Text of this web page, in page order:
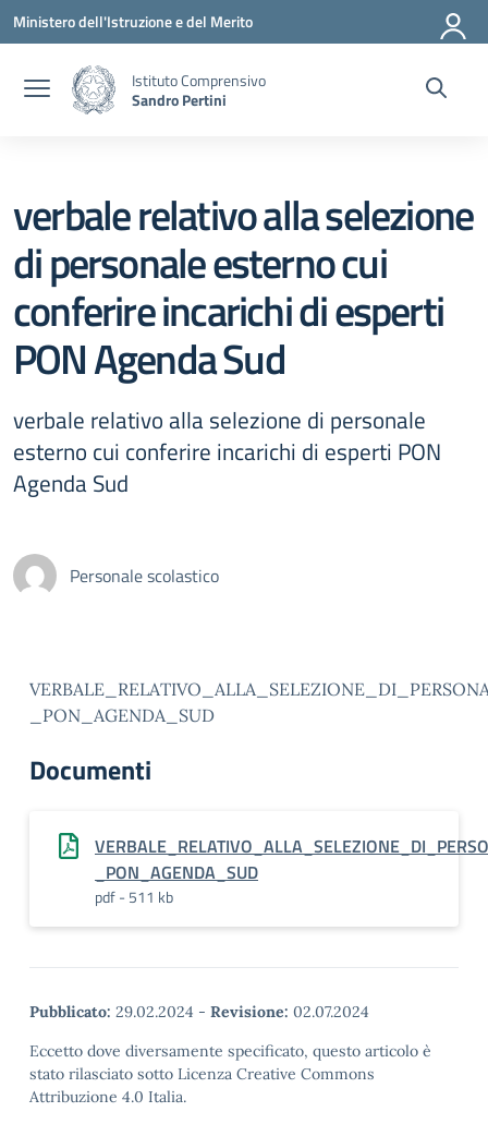
Vai ai contenuti
Vai al menu di navigazione
Vai al footer
Ministero dell'Istruzione e del Merito
Istituto Comprensivo
Sandro Pertini
verbale relativo alla selezione
di personale esterno cui
conferire incarichi di esperti
PON Agenda Sud
verbale relativo alla selezione di personale
esterno cui conferire incarichi di esperti PON
Agenda Sud
Personale scolastico
_PON_AGENDA_SUD
Documenti
_PON_AGENDA_SUD
pdf - 511 kb
Pubblicato: 29.02.2024 - Revisione: 02.07.2024
Eccetto dove diversamente specificato, questo articolo è
stato rilasciato sotto Licenza Creative Commons
Attribuzione 4.0 Italia.